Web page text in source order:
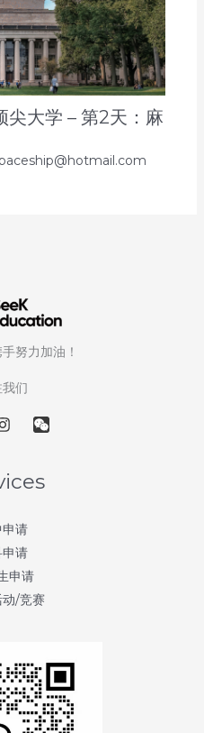
大学 – 第2天：麻
努力加油！
们
请
请
申请
/竞赛